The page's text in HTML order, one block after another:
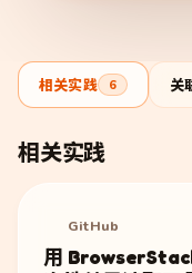
相关实践 6 关
相关实践
GitHub
用